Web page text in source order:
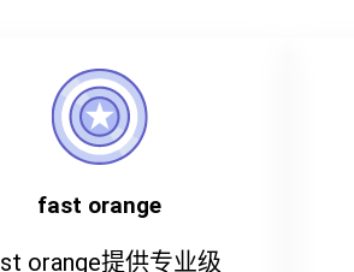
fast orange
orange提供专业级